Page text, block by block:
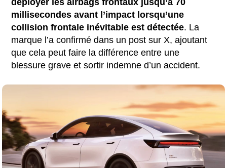
millisecondes avant l’impact lorsqu’une
collision frontale inévitable est détectée. La
marque l’a confirmé dans un post sur X, ajoutant
que cela peut faire la différence entre une
blessure grave et sortir indemne d’un accident.